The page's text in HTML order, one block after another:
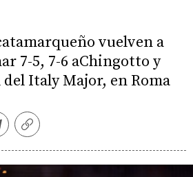
vuelven a
7-5, 7-6 aChingotto y
Italy Major, en Roma
Copiar